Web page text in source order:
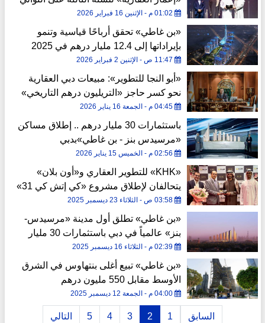
01:02 م - الإثنين 16 فبراير 2026
«بن غاطي» تحقق أرباحًا قياسية وتنمو
بإيراداتها إلى 12.4 مليار درهم في 2025
11:47 ص - الإثنين 2 فبراير 2026
«أبو النجا للتطوير»: مبيعات دبي العقارية
نحو كسر حاجز «التريليون درهم التاريخي»
في 2026
04:45 م - الجمعة 16 يناير 2026
باستثمارات 30 مليار درهم .. إطلاق مساكن
«مرسيدس بنز - بن غاطي»بدبي
02:56 م - الخميس 15 يناير 2026
«KHK» للتطوير العقاري و«أون بلان»
يتحالفان لإطلاق مشروع «كي إتش كي 31»
بدبي
03:58 ص - الثلاثاء 23 ديسمبر 2025
«بن غاطي» تطلق أول مدينة «مرسيدس-
بنز» عالمياً في دبي باستثمارات 30 مليار
درهم
02:39 م - الثلاثاء 16 ديسمبر 2025
«بن غاطي» تبيع أغلى بنتهاوس في الشرق
الأوسط مقابل 550 مليون درهم
04:00 م - الجمعة 12 ديسمبر 2025
السابق 1
2
3
4
5 التالي